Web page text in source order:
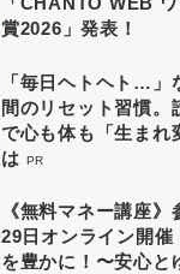
賞2026」発表！
「毎日ヘトヘト…」
間のリセット習慣。
で心も体も「生まれ
は PR
《無料マネー講座》
29日オンライン開催
を豊かに！〜安心と